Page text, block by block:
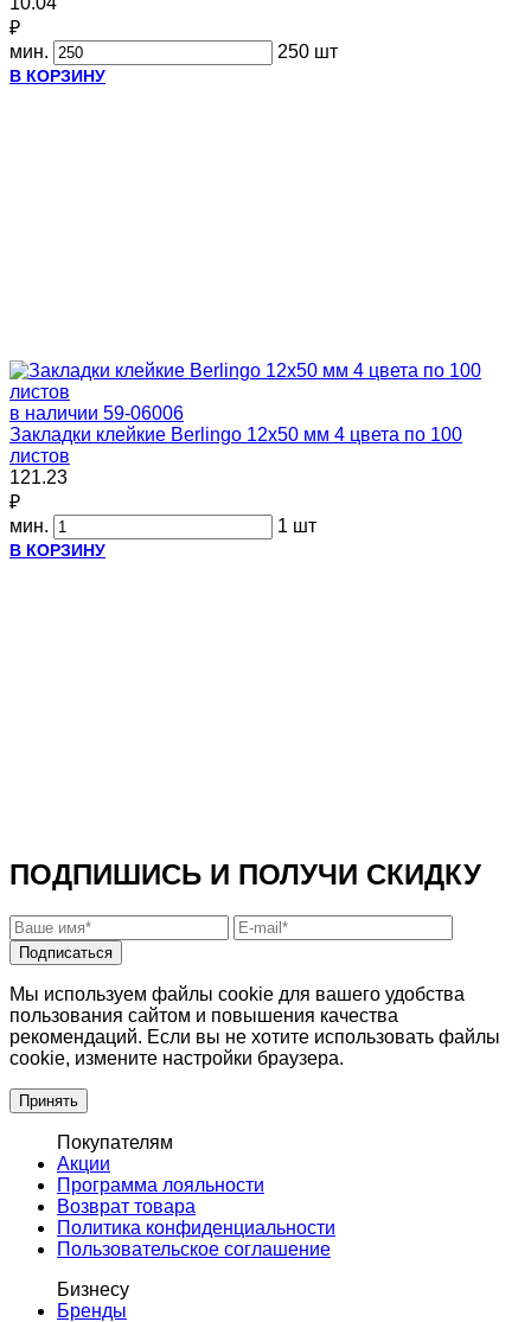
₽
мин.
250 шт
В КОРЗИНУ
в наличии 59-06006
Закладки клейкие Berlingo 12х50 мм 4 цвета по 100
листов
121.23
₽
мин.
1 шт
В КОРЗИНУ
ПОДПИШИСЬ И ПОЛУЧИ СКИДКУ
Подписаться
Мы используем файлы cookie для вашего удобства
пользования сайтом и повышения качества
рекомендаций. Если вы не хотите использовать файлы
cookie, измените настройки браузера.
Принять
Покупателям
Акции
Программа лояльности
Возврат товара
Политика конфиденциальности
Пользовательское соглашение
Бизнесу
Бренды